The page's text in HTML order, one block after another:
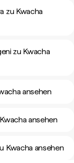
zu Kwacha
zu Kwacha
ansehen
ansehen
Kwacha ansehen